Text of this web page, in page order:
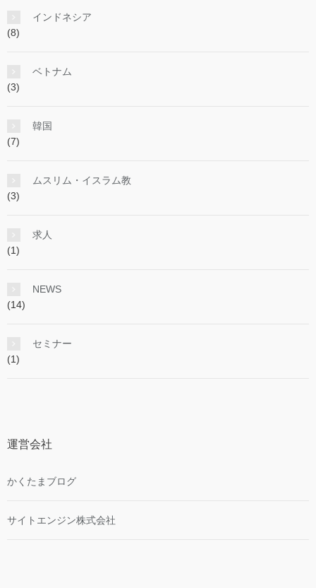
インドネシア
(8)
ベトナム
(3)
韓国
(7)
ムスリム・イスラム教
(3)
求人
(1)
NEWS
(14)
セミナー
(1)
運営会社
かくたまブログ
サイトエンジン株式会社